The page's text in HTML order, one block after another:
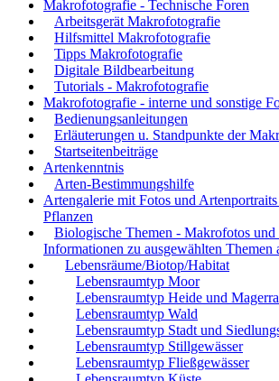
Makrofotografie - Technische Foren
Arbeitsgerät Makrofotografie
Hilfsmittel Makrofotografie
Tipps Makrofotografie
Digitale Bildbearbeitung
Tutorials - Makrofotografie
Makrofotografie - interne und sonstige
Bedienungsanleitungen
Erläuterungen u. Standpunkte der
Startseitenbeiträge
Artenkenntnis
Arten-Bestimmungshilfe
Artengalerie mit Fotos und
Pflanzen
Biologische Themen - Makrofotos und
Informationen zu ausgewählten Themen
Lebensräume/Biotop/Habitat
Lebensraumtyp Moor
Lebensraumtyp Heide und
Lebensraumtyp Wald
Lebensraumtyp Stadt und
Lebensraumtyp Stillgewässer
Lebensraumtyp Fließgewässer